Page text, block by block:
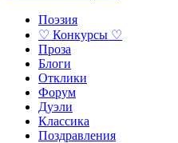
Поэзия
♡ Конкурсы ♡
Проза
Блоги
Отклики
Форум
Дуэли
Классика
Поздравления